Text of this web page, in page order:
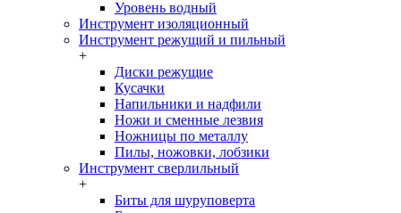
Уровень водный
Инструмент изоляционный
Инструмент режущий и пильный
+
Диски режущие
Кусачки
Напильники и надфили
Ножи и сменные лезвия
Ножницы по металлу
Пилы, ножовки, лобзики
Инструмент сверлильный
+
Биты для шуруповерта